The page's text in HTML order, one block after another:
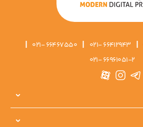
|
021- 66412943
|
021- 66467550
|
021- 66961051-2